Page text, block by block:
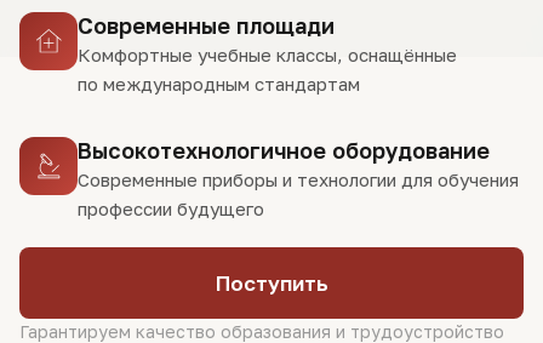
Современные площади
Комфортные учебные классы, оснащённые
по международным стандартам
Высокотехнологичное оборудование
Современные приборы и технологии для обучения
профессии будущего
Поступить
Гарантируем качество образования и трудоустройство